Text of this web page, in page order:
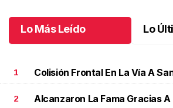
Lo Más Leído Lo
1 Colisión Frontal En La Vía A
2 Alcanzaron La Fama Gracias